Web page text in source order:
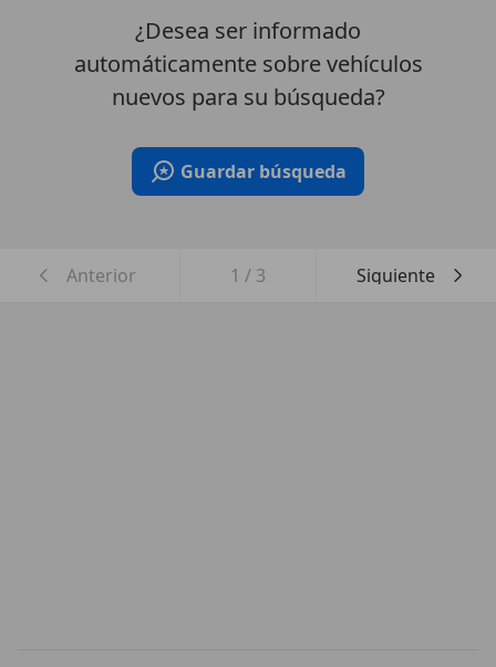
¿Desea ser informado
automáticamente sobre vehículos
nuevos para su búsqueda?
Guardar búsqueda
Anterior 1 / 3 Siguiente